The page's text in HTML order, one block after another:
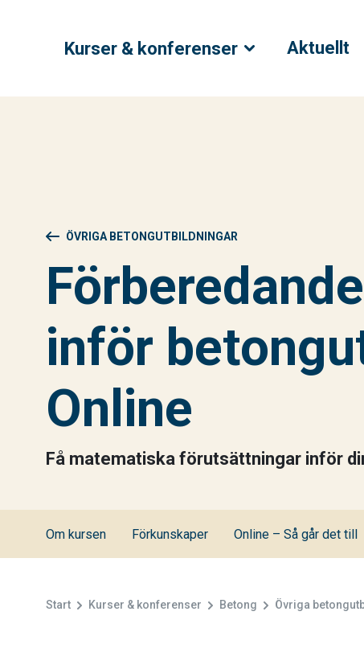
Kurser & konferenser Aktuellt
ÖVRIGA BETONGUTBILDNINGAR
inför
Online
Få matematiska förutsättningar inför
Om kursen Förkunskaper Online – Så går det till
Start Kurser & konferenser Betong Övriga